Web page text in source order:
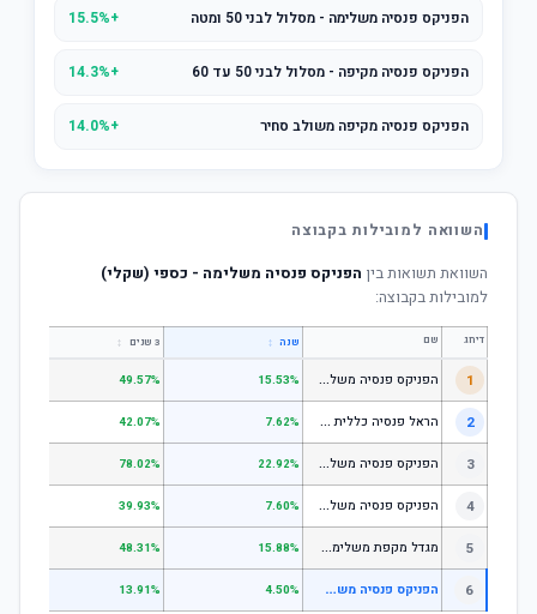
הפניקס פנסיה משלימה - מסלול לבני 50 ומטה +15.5%
הפניקס פנסיה מקיפה - מסלול לבני 50 עד 60 +14.3%
הפניקס פנסיה מקיפה משולב סחיר +14.0%
השוואה למובילות בקבוצה
השוואת תשואות בין הפניקס פנסיה משלימה - כספי (שקלי)
למובילות בקבוצה:
דירוג שם שנה ↕ 3 שנים ↕
1 ה
פניקס פנסיה משלימה - מסלול לבני 50 ומטה 15.53%
49.57%
2 ה
ראל פנסיה כללית עוקב מדד s1;p 7.62%
42.07%
3 ה
פניקס פנסיה משלימה - מניות 22.92%
78.02%
4 ה
פניקס פנסיה משלימה עוקב מדד S1;P500 7.60%
39.93%
5 מ
גדל מקפת משלימה לבני 50 ומטה 15.88%
48.31%
6 ה
פניקס פנסיה משלימה - כספי (שקלי) 4.50%
13.91%